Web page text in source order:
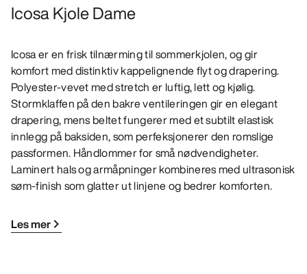
Icosa Kjole Dame
Icosa er en frisk tilnærming til sommerkjolen, og gir
komfort med distinktiv kappelignende flyt og drapering.
Polyester-vevet med stretch er luftig, lett og kjølig.
Stormklaffen på den bakre ventileringen gir en elegant
drapering, mens beltet fungerer med et subtilt elastisk
innlegg på baksiden, som perfeksjonerer den romslige
passformen. Håndlommer for små nødvendigheter.
Laminert hals og armåpninger kombineres med ultrasonisk
søm-finish som glatter ut linjene og bedrer komforten.
Les mer